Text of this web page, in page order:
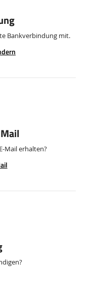
Bankverbindung mit.
Mail erhalten?